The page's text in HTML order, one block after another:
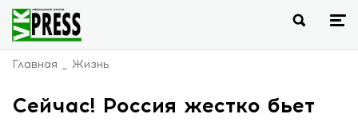
Главная Жизнь
Сейчас! Россия жестко бьет